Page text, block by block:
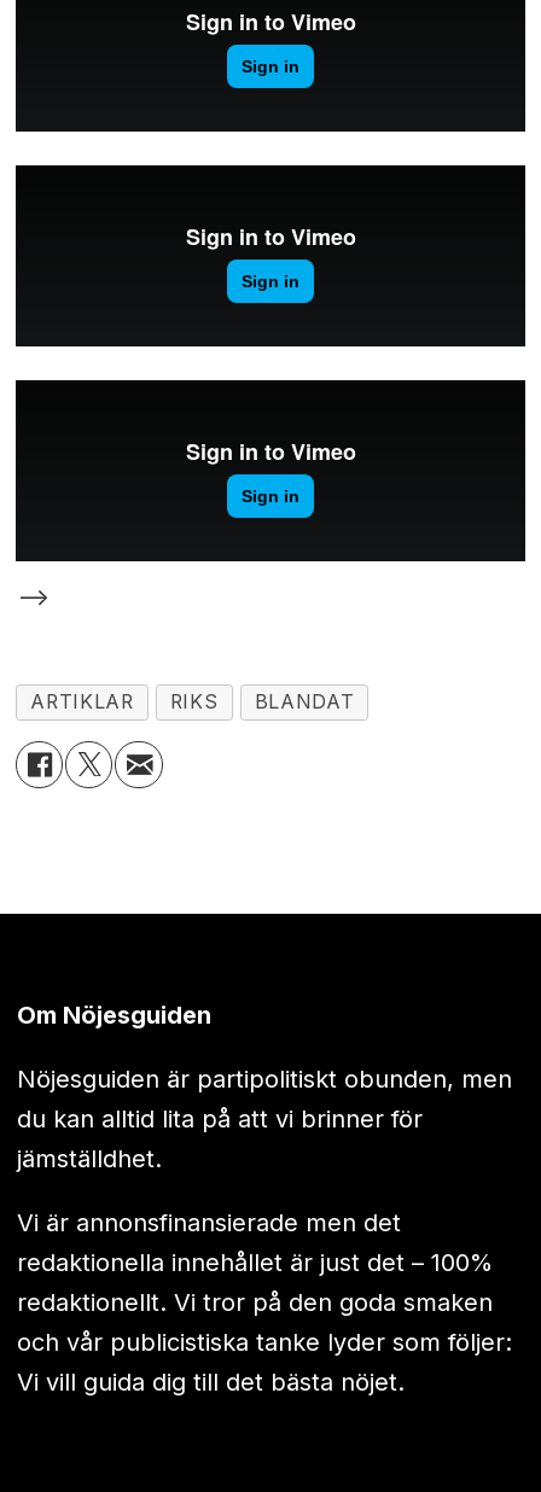
-->
ARTIKLAR RIKS BLANDAT
Om Nöjesguiden
Nöjesguiden är partipolitiskt obunden, men
du kan alltid lita på att vi brinner för
jämställdhet.
Vi är annonsfinansierade men det
redaktionella innehållet är just det – 100%
redaktionellt. Vi tror på den goda smaken
och vår publicistiska tanke lyder som följer:
Vi vill guida dig till det bästa nöjet.